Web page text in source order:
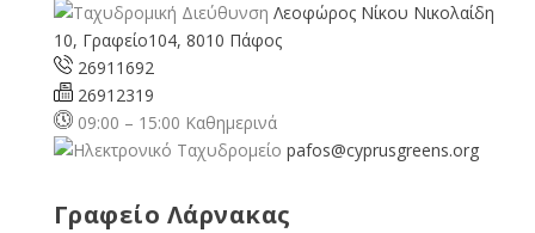
Λεοφώρος Νίκου Νικολαίδη
10, Γραφείο104, 8010 Πάφος
26911692
26912319
09:00 – 15:00 Καθημερινά
pafos@cyprusgreens.org
Γραφείο Λάρνακας